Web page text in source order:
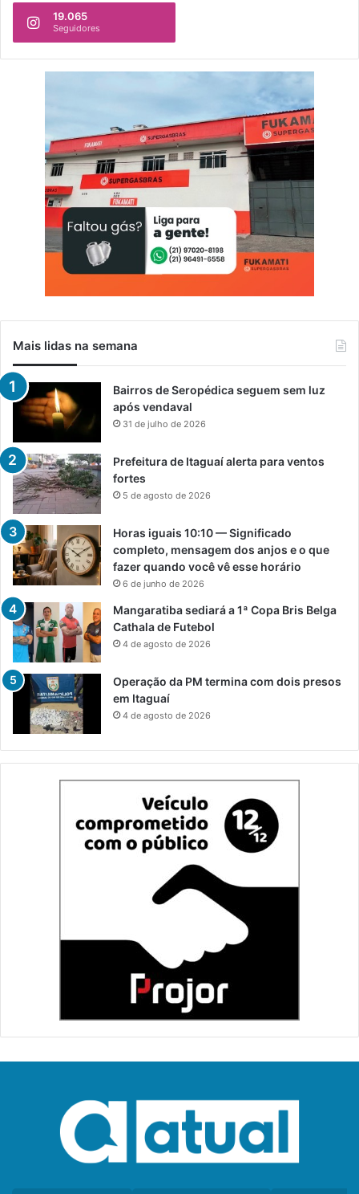
19.065
Seguidores
Mais lidas na semana
Bairros de Seropédica seguem sem luz
após vendaval
31 de julho de 2026
Prefeitura de Itaguaí alerta para ventos
fortes
5 de agosto de 2026
Horas iguais 10:10 — Significado
completo, mensagem dos anjos e o que
fazer quando você vê esse horário
6 de junho de 2026
Mangaratiba sediará a 1ª Copa Bris Belga
Cathala de Futebol
4 de agosto de 2026
Operação da PM termina com dois presos
em Itaguaí
4 de agosto de 2026